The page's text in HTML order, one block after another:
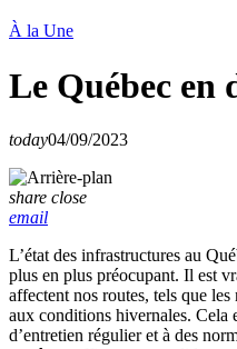
À la Une
Le Québec en
today04/09/2023
share close
email
L’état des infrastructures au
plus en plus préocupant. Il est
affectent nos routes, tels que
aux conditions hivernales. Cela
d’entretien régulier et à des